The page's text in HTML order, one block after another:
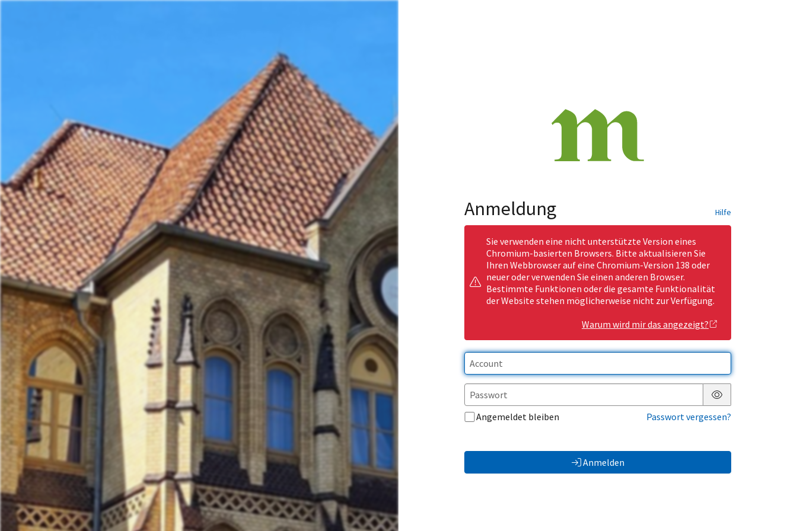
Anmeldung Hilfe
Sie verwenden eine nicht unterstützte Version eines
Chromium-basierten Browsers. Bitte aktualisieren Sie
Ihren Webbrowser auf eine Chromium-Version 138 oder
neuer oder verwenden Sie einen anderen Browser.
Bestimmte Funktionen oder die gesamte Funktionalität
der Website stehen möglicherweise nicht zur Verfügung.
Warum wird mir das angezeigt?
Passwort anzeigen
Angemeldet bleiben
Passwort vergessen?
Anmelden